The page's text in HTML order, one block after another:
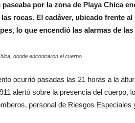
paseaba por la zona de Playa Chica
rocas. El cadáver, ubicado frente
lo que encendió las alarmas de
donde encontraron el cuerpo
ocurrió pasadas las 21 horas a la
alertó sobre la presencia del cuerpo,
personal de Riesgos Especiales